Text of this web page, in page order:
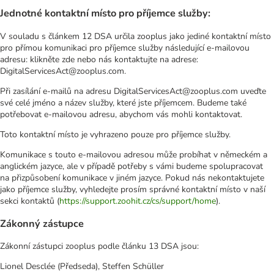
Jednotné kontaktní místo pro příjemce služby:
V souladu s článkem 12 DSA určila zooplus jako jediné kontaktní místo
pro přímou komunikaci pro příjemce služby následující e-mailovou
adresu: klikněte zde nebo nás kontaktujte na adrese:
DigitalServicesAct@zooplus.com.
Při zasílání e-mailů na adresu DigitalServicesAct@zooplus.com uveďte
své celé jméno a název služby, které jste příjemcem. Budeme také
potřebovat e-mailovou adresu, abychom vás mohli kontaktovat.
Toto kontaktní místo je vyhrazeno pouze pro příjemce služby.
Komunikace s touto e-mailovou adresou může probíhat v německém a
anglickém jazyce, ale v případě potřeby s vámi budeme spolupracovat
na přizpůsobení komunikace v jiném jazyce. Pokud nás nekontaktujete
jako příjemce služby, vyhledejte prosím správné kontaktní místo v naší
sekci kontaktů (https://support.zoohit.cz/cs/support/home).
Zákonný zástupce
Zákonní zástupci zooplus podle článku 13 DSA jsou:
Lionel Desclée (Předseda), Steffen Schüller